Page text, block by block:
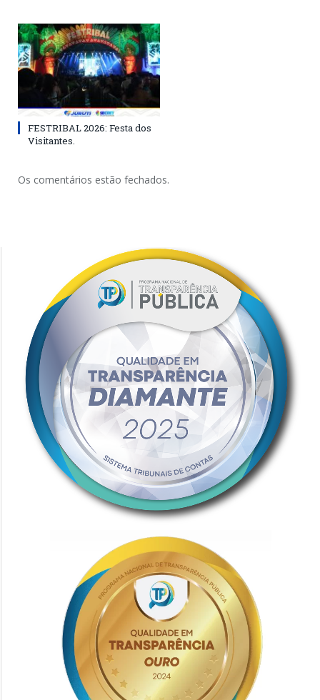
FESTRIBAL 2026: Festa dos
Visitantes.
Os comentários estão fechados.